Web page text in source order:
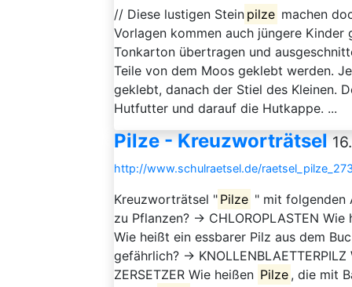
// Diese lustigen Stein pilze machen
Vorlagen kommen auch jüngere
Tonkarton übertragen und
Teile von dem Moos geklebt werden.
geklebt, danach der Stiel des Kleinen.
Hutfutter und darauf die Hutkappe. ...
Pilze - Kreuzworträtsel
http://www.schulraetsel.de/
Kreuzworträtsel " Pilze " mit folgenden
zu Pflanzen? → CHLOROPLASTEN
Wie heißt ein essbarer Pilz aus dem
gefährlich? →
ZERSETZER Wie heißen Pilze , die mit